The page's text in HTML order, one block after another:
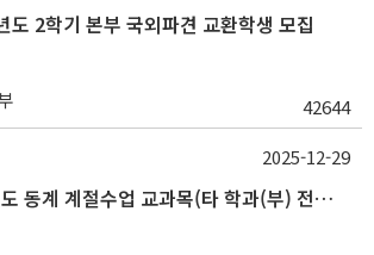
2학기 본부 국외파견 교환학생 모집
42644
(~1/8) 2025학년도 동계 계절수업 교과목(타 학과(부) 전공 및 교양) 성적평가방법 선택제 신청 안내
2025-12-29